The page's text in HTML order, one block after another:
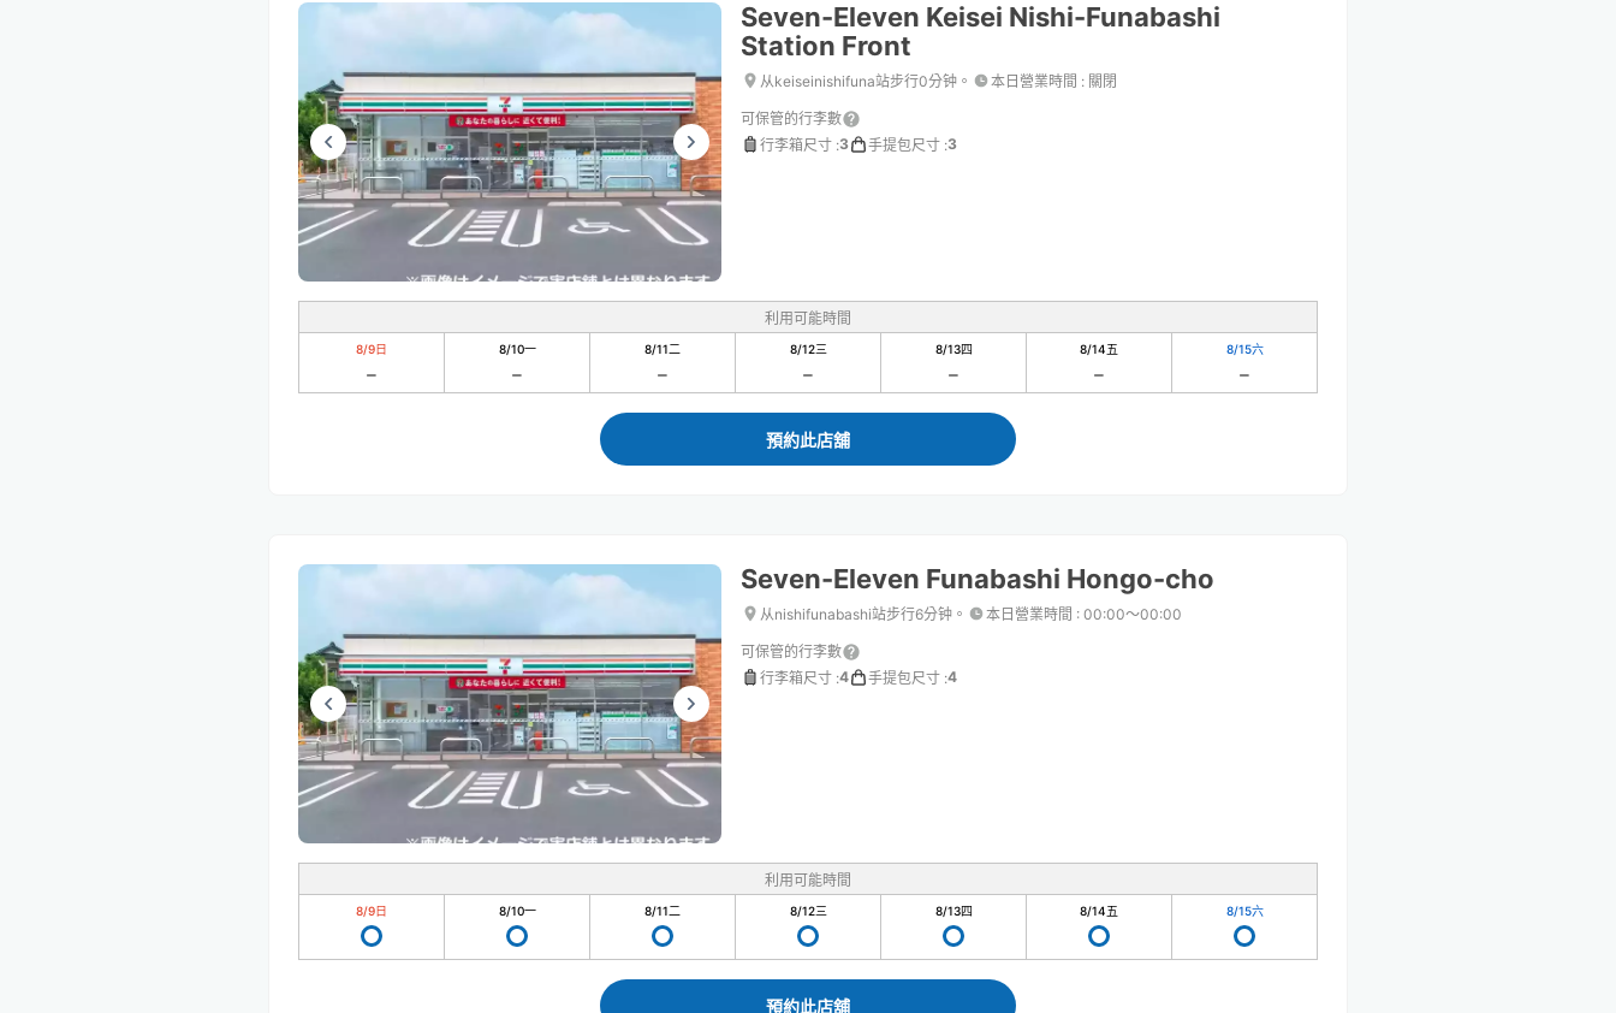
Seven-Eleven Keisei Nishi-Funabashi
Station Front
从keiseinishifuna站步行0分钟。 本日營業時間 : 關閉
可保管的行李數
行李箱尺寸 :3 手提包尺寸 :3
利用可能時間
8/9日 8/10一 8/11二 8/12三 8/13四 8/14五 8/15六
預約此店舖
Seven-Eleven Funabashi Hongo-cho
从nishifunabashi站步行6分钟。 本日營業時間 : 00:00〜00:00
可保管的行李數
行李箱尺寸 :4 手提包尺寸 :4
利用可能時間
8/9日 8/10一 8/11二 8/12三 8/13四 8/14五 8/15六
預約此店舖